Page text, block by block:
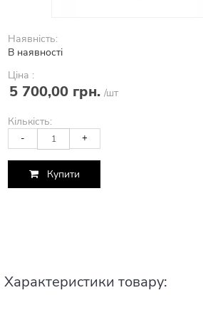
Наявність:
В наявності
Ціна :
5 700,00 грн. /шт
Кількість:
- +
Купити
Характеристики товару: